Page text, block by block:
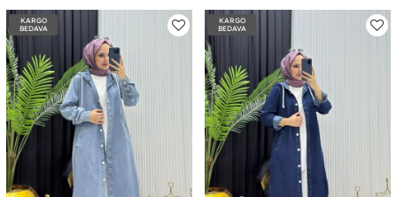
KARGO
BEDAVA
KARGO
BEDAVA